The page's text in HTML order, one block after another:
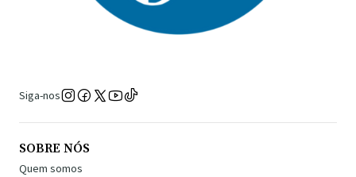
Siga-nos
SOBRE NÓS
Quem somos